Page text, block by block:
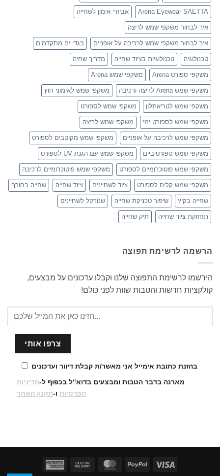
Arena Eyewear SAETTA אביזרי אימון לשחייה
איך לבחור משקפי שמש לריצה
איך לבחור משקפי שמש לרכיבה על אופניים בגדי ים מתקדמים
טכנולוגיה טכנולוגיות בציוד שחייה מדריך שחיה
משקפי ספורט Arena משקפי שמש Arena
משקפי שמש Arena לריצה ורכיבה משקפי שמש לאימוני חוץ
משקפי שמש לטריאתלון משקפי שמש לספורט
משקפי שמש לספורט ימי משקפי שמש לריצה
משקפי שמש לרכיבה על אופניים משקפי שמש מקוטבים לספורט
משקפי שמש ספורטיביים משקפי שמש עם הגנת UV לספורט
משקפי שמש פוטוכרומיים לספורט משקפי שמש פוטוכרומיים לרכיבה
משקפי שמש קלים לספורט ציוד לשחיינים ציוד שחייה שחייה בחורף
שחייה בקיץ שיפור טכניקת שחייה שנורקל לשחיינים
תחזוקת ציוד שחייה תיק שחייה
הרשמה לרשימת תפוצה
הירשמו לרשימת התפוצה שלנו וקבלו עדכונים על מבצעים,
קולקציות חדשות והטבות שוות לפני כולם!
בהזנת כתובת אימייל אני מאשר/ת קבלת דיוור ועדכונים
מארנה בדבר הטבות ומבצעים בדוא“ל בכפוף ל-מדיניות
הפרטיותו-תקנון האתר
Visa
PayPal
MasterCard
Cash